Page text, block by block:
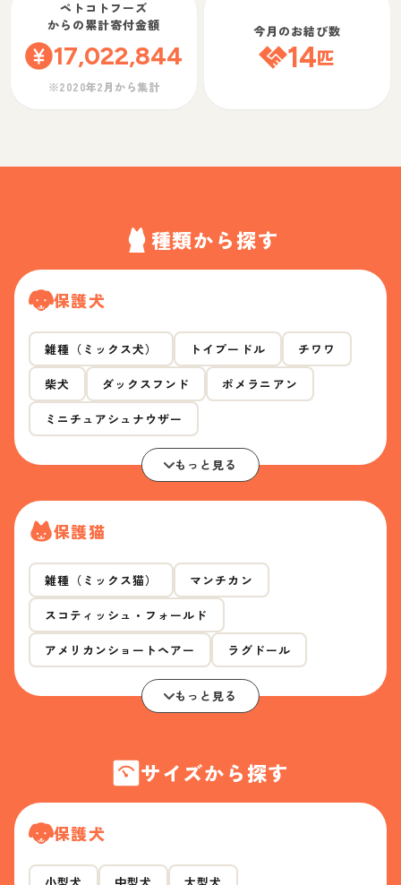
ペトコトフーズ
からの累計寄付金額
17,022,844
※2020年2月から集計
今月のお結び数
14匹
種類から探す
保護犬
雑種（ミックス犬） トイプードル チワワ
柴犬 ダックスフンド ポメラニアン
ミニチュアシュナウザー
もっと見る
保護猫
雑種（ミックス猫） マンチカン
スコティッシュ・フォールド
アメリカンショートヘアー ラグドール
もっと見る
サイズから探す
保護犬